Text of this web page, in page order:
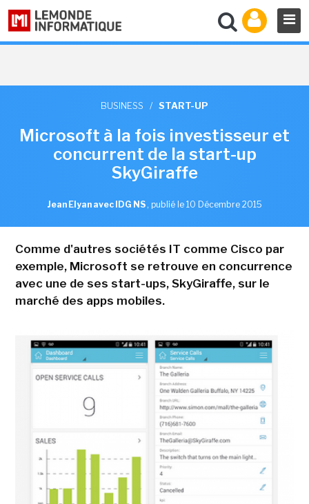
BUSINESS / START-UP
Microsoft à la fois investisseur et
concurrent de la start-up
SkyGiraffe
Jean Elyan avec IDG NS , publié le 10 Décembre 2015
Comme d'autres sociétés IT comme Cisco par
exemple, Microsoft se retrouve en concurrence
avec une de ses start-ups, SkyGiraffe, sur le
marché des apps mobiles.